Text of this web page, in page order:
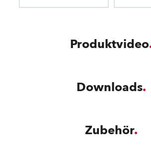
Produktvideo
Downloads
Zubehör